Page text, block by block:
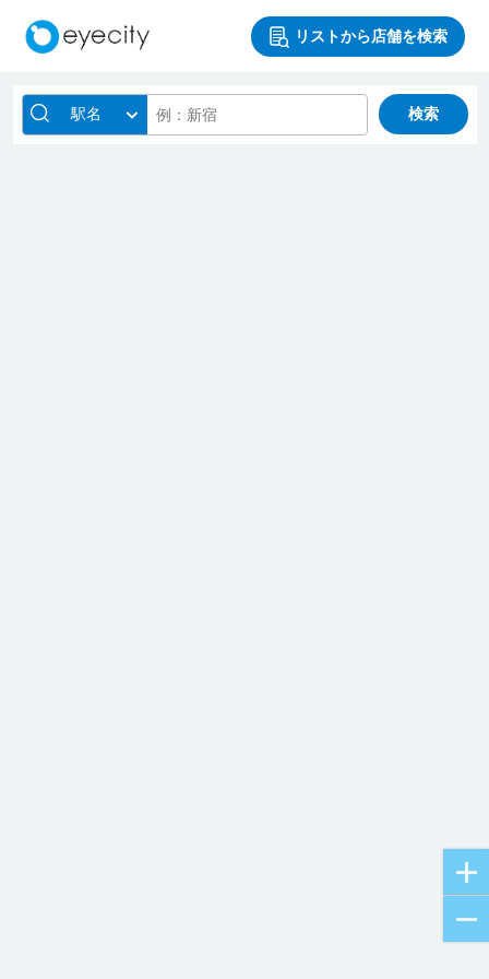
リストから店舗を検索
駅名 検索